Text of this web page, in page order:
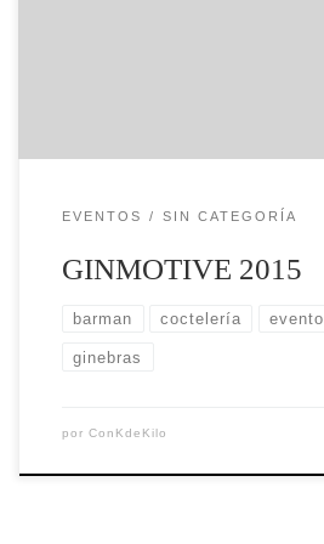
EVENTOS SIN CATEGORÍA
GINMOTIVE 2015
barman coctelería evento
ginebras
por ConKdeKilo